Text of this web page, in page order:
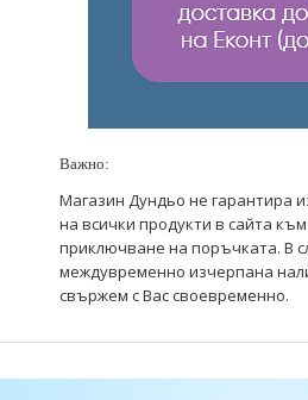
Важно:
Магазин Дундьо не гарантира
на всички продукти в сайта
приключване на поръчката. В
междувременно изчерпана
свържем с Вас своевременно.